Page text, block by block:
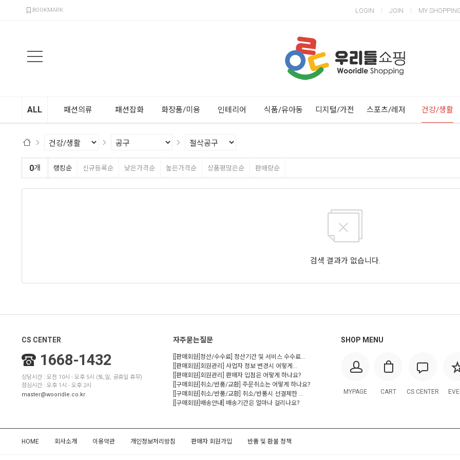
BOOKMARK LOGIN JOIN MY
ALL 패션의류 패션잡화 화장품/미용 인테리어 식품/유아동 디지털/가전 스포츠/레저 건강/생활
0개 랭킹순 신규등록순 낮은가격순 높은가격순 상품평많은순 판매량순
검색 결과가 없습니다.
CS CENTER
1668-1432
상담시간 : 오전 10시 - 오후 5시 (토,일, 공휴일 휴무)
점심시간 : 오후 1시 - 오후 2시
master@wooridle.co.kr
자주묻는질문
[[판매회원]정산/수수료] 정산기간 및 서비스 수수료...
[[판매회원]회원관리] 사업자 정보 변경시 어떻게...
[[판매회원]회원관리] 판매자 입점은 어떻게 하나요?
[[구매회원]취소/반품/교환] 주문취소는 어떻게 하나요?
[[구매회원]취소/반품/교환] 취소/반품시 선결제한 ...
[[구매회원]배송안내] 배송기간은 얼마나 걸리나요?
SHOP MENU
MYPAGE CART CS CENTER
HOME 회사소개 이용약관 개인정보처리방침 판매자 회원가입 반품 및 환불 정책